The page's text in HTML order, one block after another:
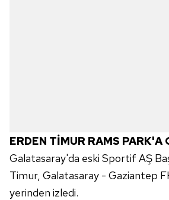
ERDEN TİMUR RAMS PARK'A
Galatasaray'da eski Sportif AŞ
Timur, Galatasaray - Gaziantep FK
yerinden izledi.